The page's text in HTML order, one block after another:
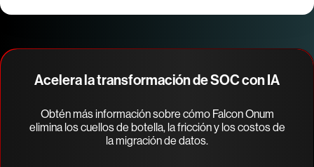
Acelera la transformación de SOC con IA
Obtén más información sobre cómo Falcon Onum
elimina los cuellos de botella, la fricción y los costos de
la migración de datos.